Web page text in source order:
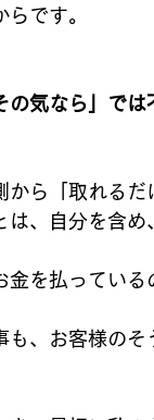
らです。
の気なら」で
から「取れる
は、自分を含め
金を払ってい
も、お客様の